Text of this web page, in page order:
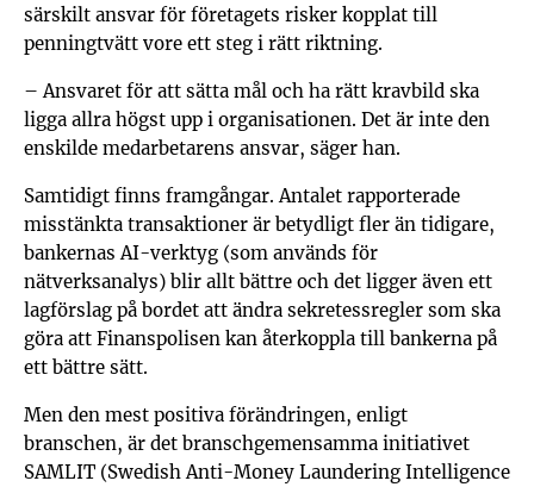
särskilt ansvar för företagets risker kopplat till
penningtvätt vore ett steg i rätt riktning.
– Ansvaret för att sätta mål och ha rätt kravbild ska
ligga allra högst upp i organisationen. Det är inte den
enskilde medarbetarens ansvar, säger han.
Samtidigt finns framgångar. Antalet rapporterade
misstänkta transaktioner är betydligt fler än tidigare,
bankernas AI-verktyg (som används för
nätverksanalys) blir allt bättre och det ligger även ett
lagförslag på bordet att ändra sekretessregler som ska
göra att Finanspolisen kan återkoppla till bankerna på
ett bättre sätt.
Men den mest positiva förändringen, enligt
branschen, är det branschgemensamma initiativet
SAMLIT (Swedish Anti-Money Laundering Intelligence